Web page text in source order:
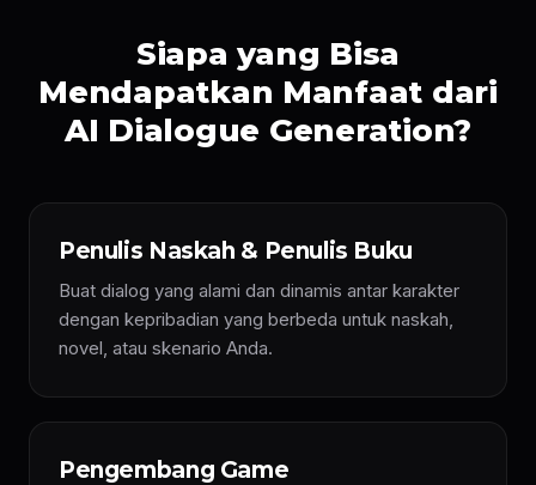
Siapa yang Bisa
Mendapatkan Manfaat dari
AI Dialogue Generation?
Penulis Naskah & Penulis Buku
Buat dialog yang alami dan dinamis antar karakter
dengan kepribadian yang berbeda untuk naskah,
novel, atau skenario Anda.
Pengembang Game